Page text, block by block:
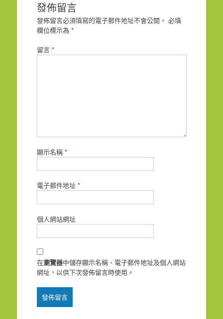
發佈留言
發佈留言必須填寫的電子郵件地址不會公開。 必填
欄位標示為 *
留言 *
顯示名稱 *
電子郵件地址 *
個人網站網址
在瀏覽器中儲存顯示名稱、電子郵件地址及個人網站
網址，以供下次發佈留言時使用。